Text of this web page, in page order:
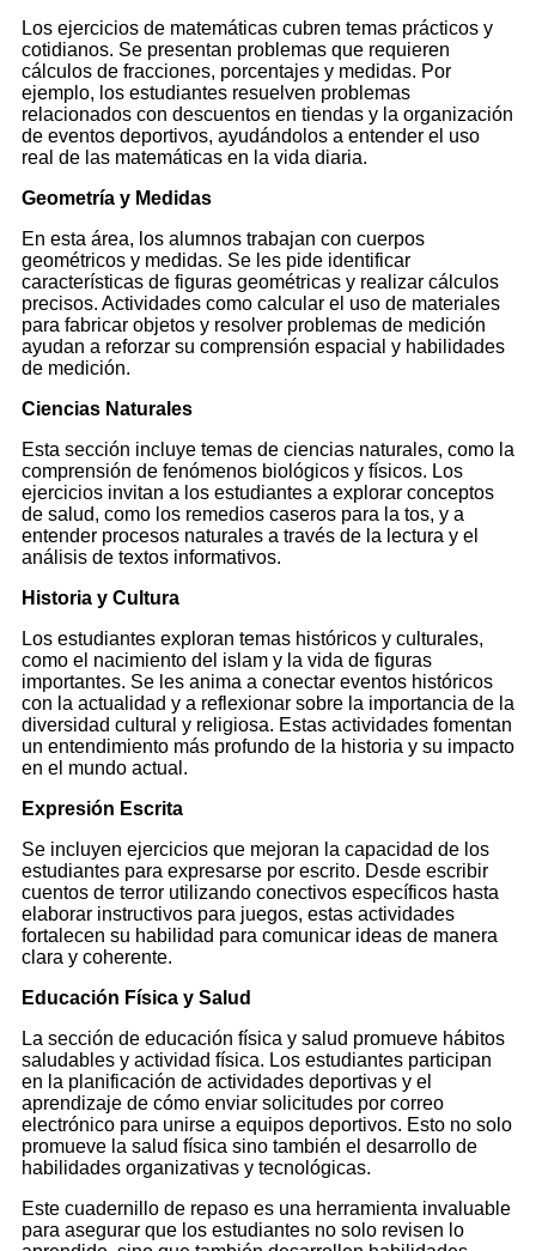
Los ejercicios de matemáticas cubren temas prácticos y
cotidianos. Se presentan problemas que requieren
cálculos de fracciones, porcentajes y medidas. Por
ejemplo, los estudiantes resuelven problemas
relacionados con descuentos en tiendas y la organización
de eventos deportivos, ayudándolos a entender el uso
real de las matemáticas en la vida diaria.
Geometría y Medidas
En esta área, los alumnos trabajan con cuerpos
geométricos y medidas. Se les pide identificar
características de figuras geométricas y realizar cálculos
precisos. Actividades como calcular el uso de materiales
para fabricar objetos y resolver problemas de medición
ayudan a reforzar su comprensión espacial y habilidades
de medición.
Ciencias Naturales
Esta sección incluye temas de ciencias naturales, como la
comprensión de fenómenos biológicos y físicos. Los
ejercicios invitan a los estudiantes a explorar conceptos
de salud, como los remedios caseros para la tos, y a
entender procesos naturales a través de la lectura y el
análisis de textos informativos.
Historia y Cultura
Los estudiantes exploran temas históricos y culturales,
como el nacimiento del islam y la vida de figuras
importantes. Se les anima a conectar eventos históricos
con la actualidad y a reflexionar sobre la importancia de la
diversidad cultural y religiosa. Estas actividades fomentan
un entendimiento más profundo de la historia y su impacto
en el mundo actual.
Expresión Escrita
Se incluyen ejercicios que mejoran la capacidad de los
estudiantes para expresarse por escrito. Desde escribir
cuentos de terror utilizando conectivos específicos hasta
elaborar instructivos para juegos, estas actividades
fortalecen su habilidad para comunicar ideas de manera
clara y coherente.
Educación Física y Salud
La sección de educación física y salud promueve hábitos
saludables y actividad física. Los estudiantes participan
en la planificación de actividades deportivas y el
aprendizaje de cómo enviar solicitudes por correo
electrónico para unirse a equipos deportivos. Esto no solo
promueve la salud física sino también el desarrollo de
habilidades organizativas y tecnológicas.
Este cuadernillo de repaso es una herramienta invaluable
para asegurar que los estudiantes no solo revisen lo